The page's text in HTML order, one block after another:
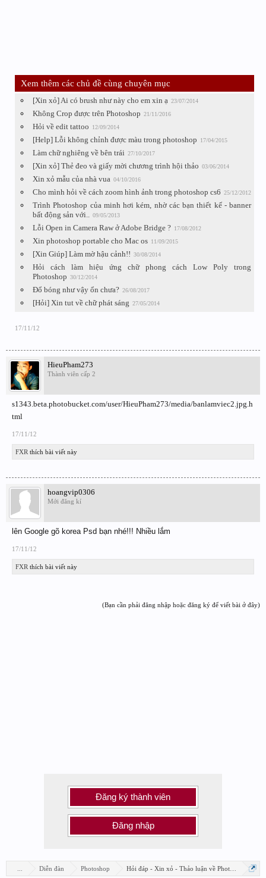
Xem thêm các chủ đề cùng chuyên mục
[Xin xỏ] Ai có brush như này cho em xin ạ 23/07/2014
Không Crop được trên Photoshop 21/11/2016
Hỏi về edit tattoo 12/09/2014
[Help] Lỗi không chỉnh được màu trong photoshop 17/04/2015
Làm chữ nghiêng về bên trái 27/10/2017
[Xin xỏ] Thẻ đeo và giấy mời chương trình hội thảo 03/06/2014
Xin xỏ mẫu của nhà vua 04/10/2016
Cho mình hỏi về cách zoom hình ảnh trong photoshop cs6 25/12/2012
Trình Photoshop của minh hơi kém, nhờ các bạn thiết kế - banner
bất động sản với.. 09/05/2013
Lỗi Open in Camera Raw ở Adobe Bridge ? 17/08/2012
Xin photoshop portable cho Mac os 11/09/2015
[Xin Giúp] Làm mờ hậu cảnh!! 30/08/2014
Hỏi cách làm hiệu ứng chữ phong cách Low Poly trong
Photoshop 30/12/2014
Đổ bóng như vậy ổn chưa? 26/08/2017
[Hỏi] Xin tut về chữ phát sáng 27/05/2014
17/11/12
HieuPham273
Thành viên cấp 2
s1343.beta.photobucket.com/user/HieuPham273/media/banlamviec2.jpg.h
tml
17/11/12
FXR thích bài viết này
hoangvip0306
Mới đăng kí
lên Google gõ korea Psd bạn nhé!!! Nhiều lắm
17/11/12
FXR thích bài viết này
(Bạn cần phải đăng nhập hoặc đăng ký để viết bài ở đây)
Đăng ký thành viên
Đăng nhập
Diễn đàn Photoshop Hỏi đáp - Xin xỏ - Thảo luận về Photoshop